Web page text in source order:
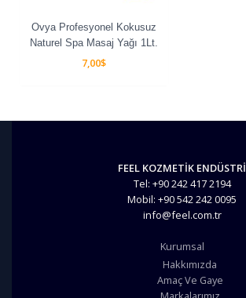
Ovya Profesyonel Kokusuz
Naturel Spa Masaj Yağı 1Lt.
7,00$
FEEL KOZMETİK ENDÜSTRİ
Tel: +90 242 417 2194
Mobil: +90 542 242 0095
info@feel.com.tr
Kurumsal
Hakkımızda
Amaç Ve Gaye